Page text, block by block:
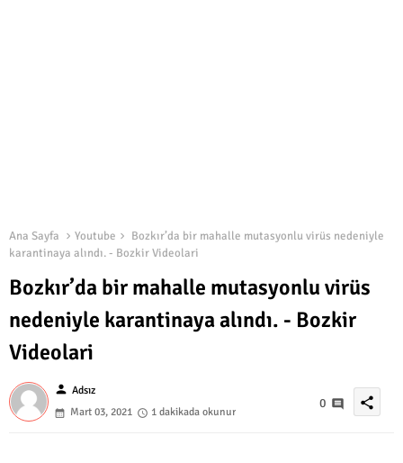
Ana Sayfa Youtube
Bozkır’da bir mahalle mutasyonlu virüs nedeniyle
karantinaya alındı. - Bozkir Videolari
Bozkır’da bir mahalle mutasyonlu virüs
nedeniyle karantinaya alındı. - Bozkir
Videolari
person Adsız
Mart 03, 2021
1 dakikada okunur
0 share